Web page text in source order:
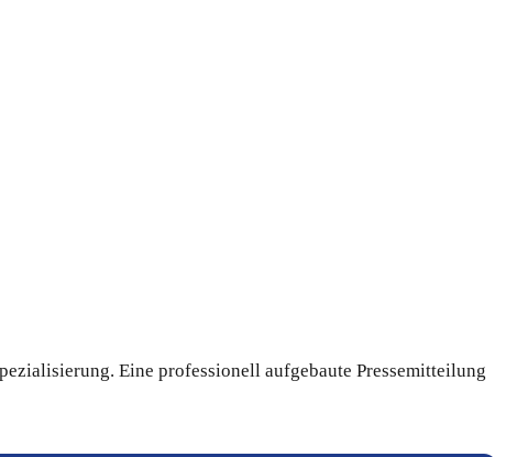
Eine professionell aufgebaute Pressemitteilung